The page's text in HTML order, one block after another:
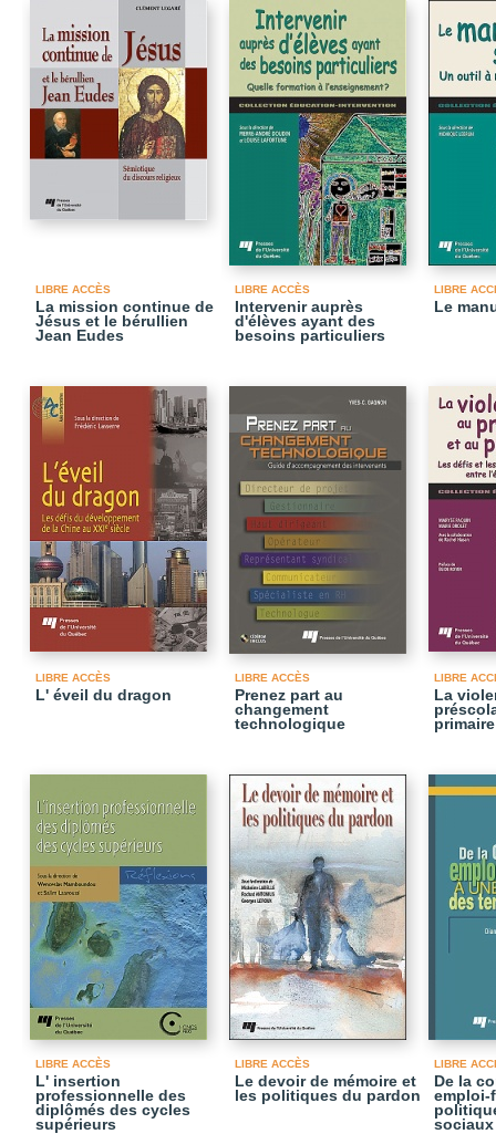
LIBRE ACCÈS
La mission continue de
Jésus et le bérullien
Jean Eudes
LIBRE ACCÈS
Intervenir auprès
d'élèves ayant des
besoins particuliers
LIBRE
Le
LIBRE ACCÈS
L' éveil du dragon
LIBRE ACCÈS
Prenez part au
changement
technologique
LIBRE
La
primaire
LIBRE ACCÈS
L' insertion
professionnelle des
diplômés des cycles
supérieurs
LIBRE ACCÈS
Le devoir de mémoire et
les politiques du pardon
LIBRE
De la
emploi-
sociaux